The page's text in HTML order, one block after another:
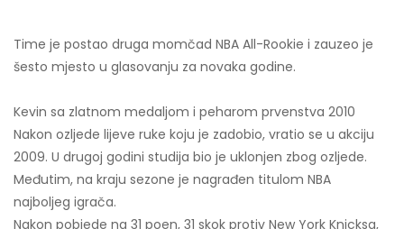
Time je postao druga momčad NBA All-Rookie i zauzeo je
šesto mjesto u glasovanju za novaka godine.
Kevin sa zlatnom medaljom i peharom prvenstva 2010
Nakon ozljede lijeve ruke koju je zadobio, vratio se u akciju
2009. U drugoj godini studija bio je uklonjen zbog ozljede.
Međutim, na kraju sezone je nagrađen titulom NBA
najboljeg igrača.
Nakon pobjede na 31 poen, 31 skok protiv New York Knicksa,